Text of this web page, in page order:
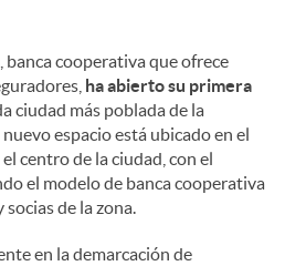
, banca cooperativa que ofrece
ha abierto su primera
ciudad más poblada de la
espacio está ubicado en el
centro de la ciudad, con el
el modelo de banca cooperativa
de la zona.
en la demarcación de